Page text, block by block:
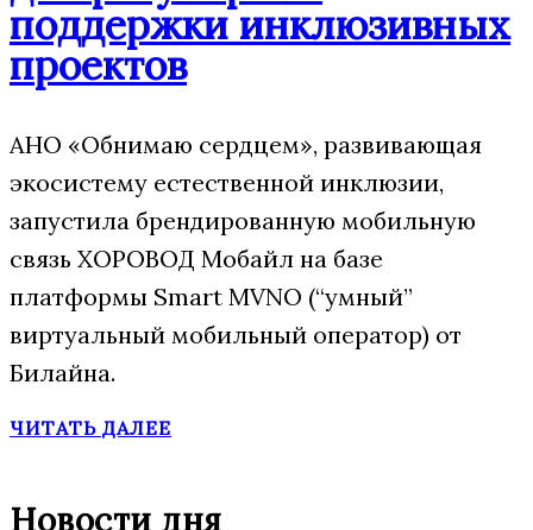
поддержки инклюзивных
проектов
АНО «Обнимаю сердцем», развивающая
экосистему естественной инклюзии,
запустила брендированную мобильную
связь ХОРОВОД Мобайл на базе
платформы Smart MVNO (“умный”
виртуальный мобильный оператор) от
Билайна.
ЧИТАТЬ ДАЛЕЕ
Новости дня